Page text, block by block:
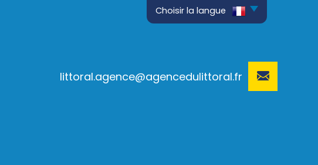
Choisir la langue
littoral.agence@agencedulittoral.fr